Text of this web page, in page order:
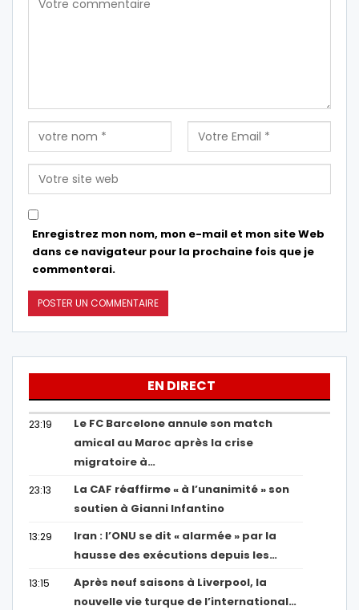
Enregistrez mon nom, mon e-mail et mon site Web
dans ce navigateur pour la prochaine fois que je
commenterai.
EN DIRECT
23:19
Le FC Barcelone annule son match
amical au Maroc après la crise
migratoire à…
23:13
La CAF réaffirme « à l’unanimité » son
soutien à Gianni Infantino
13:29
Iran : l’ONU se dit « alarmée » par la
hausse des exécutions depuis les…
13:15
Après neuf saisons à Liverpool, la
nouvelle vie turque de l’international…